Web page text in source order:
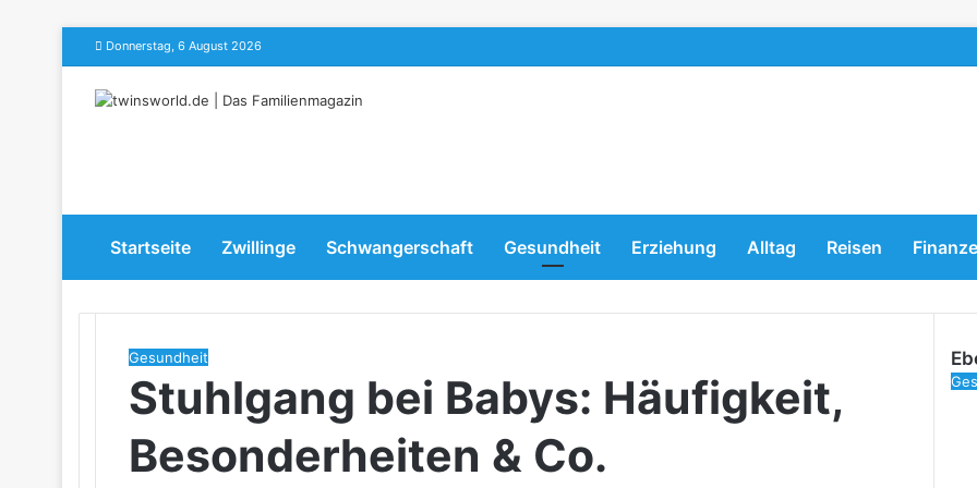
Donnerstag, 6 August 2026
Startseite Zwillinge Schwangerschaft Gesundheit Erziehung Alltag Reisen
Gesundheit
Stuhlgang bei Babys: Häufigkeit,
Besonderheiten & Co.